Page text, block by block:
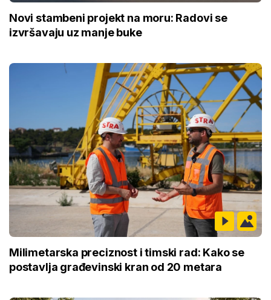
Novi stambeni projekt na moru: Radovi se
izvršavaju uz manje buke
Milimetarska preciznost i timski rad: Kako se
postavlja građevinski kran od 20 metara